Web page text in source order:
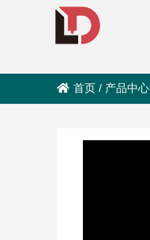
首页 / 产品中心